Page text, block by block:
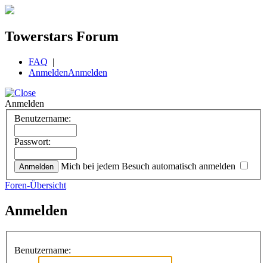
Towerstars Forum
FAQ |
AnmeldenAnmelden
Anmelden
Benutzername:
Passwort:
Mich bei jedem Besuch automatisch anmelden
Foren-Übersicht
Anmelden
Benutzername: